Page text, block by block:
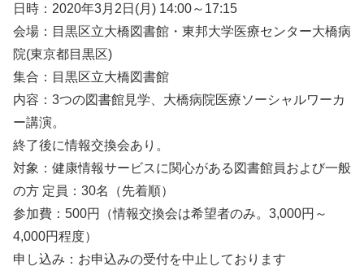
日時：2020年3月2日(月) 14:00～17:15
会場：目黒区立大橋図書館・東邦大学医療センター大橋病
院(東京都目黒区)
集合：目黒区立大橋図書館
内容：3つの図書館見学、大橋病院医療ソーシャルワーカ
ー講演。
終了後に情報交換会あり。
対象：健康情報サービスに関心がある図書館員および一般
の方 定員：30名（先着順）
参加費：500円（情報交換会は希望者のみ。3,000円～
4,000円程度）
申し込み：お申込みの受付を中止しております